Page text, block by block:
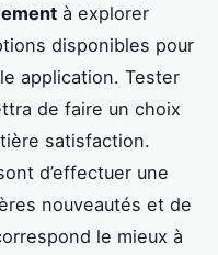
à explorer
disponibles pour
application. Tester
de faire un choix
satisfaction.
d’effectuer une
nouveautés et de
le mieux à